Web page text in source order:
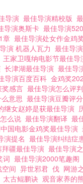
导演 最佳导演精校版
导演奥斯卡 最佳导演
章 最佳导演处女作金鸡
演 机器人瓦力 最佳导
王家卫嘎纳电影节最佳导
长津湖最佳导演 最佳导
导演百度百科 金鸡奖
感言 最佳导演怎么评
意思 最佳导演豆瓣评分
继女赵婷是获最佳导演
么说 最佳导演翻译 最
国电影金鸡奖最佳导演
演提名 最佳导演纠结症
疆最佳导演 最佳导演
词 最佳导演2000笔趣阁
间 异世邪君 伐 网游
太古鲲鹏诀 观音家养的